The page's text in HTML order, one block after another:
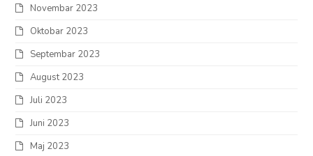
Novembar 2023
Oktobar 2023
Septembar 2023
August 2023
Juli 2023
Juni 2023
Maj 2023